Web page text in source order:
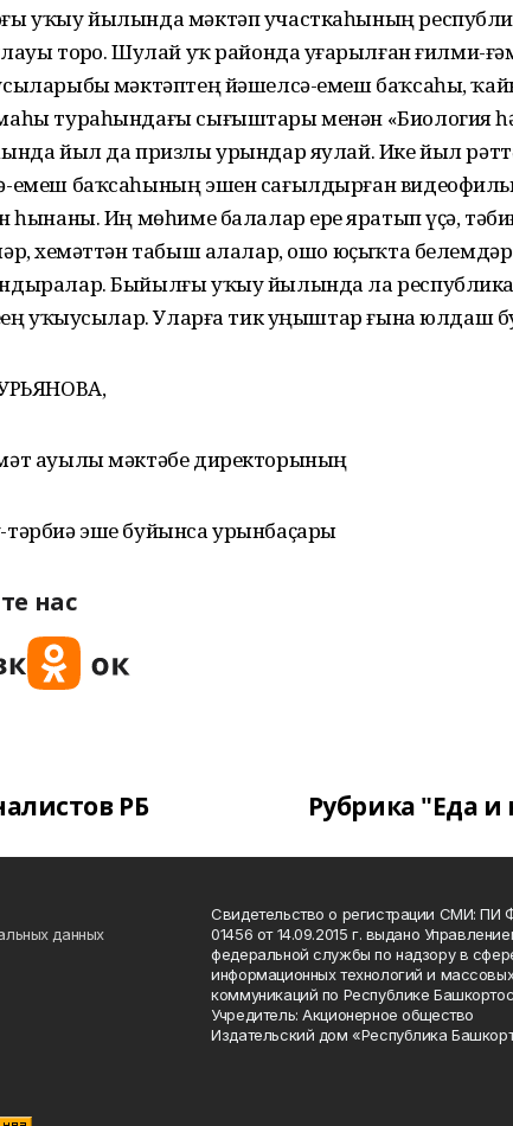
уҡыу йылында мәктәп участкаһының
торҙо. Шулай уҡ районда уҙғарылған ғилми-
мәктәптең йәшелсә-емеш баҡсаһы,
тураһындағы сығыштары менән «Биология
йыл да призлы урындар яулай. Ике йыл
емеш баҡсаһының эшен сағылдырған
һынаны. Иң мөһиме балалар ерҙе яратып үҫә,
хеҙмәттән табыш алалар, ошо юҫыҡта
Быйылғы уҡыу йылында ла
уҡыусылар. Уларға тик уңыштар ғына юлдаш
ауылы мәктәбе директорының
эше буйынса урынбаҫары
нас
РБ Рубрика "Еда
данных
Свидетельство о регистрации СМИ: ПИ
01456 от 14.09.2015 г. выдано
федеральной службы по надзору в
информационных технологий и
коммуникаций по Республике
Учредитель: Акционерное общество
Издательский дом «Республика